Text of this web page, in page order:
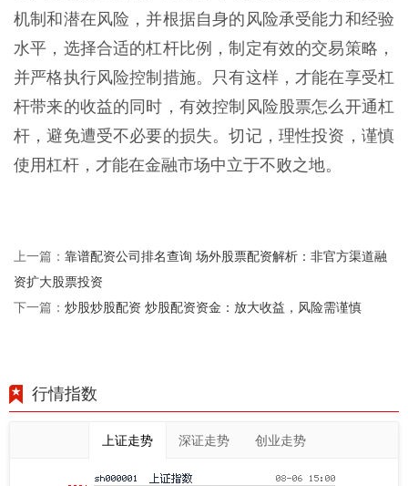
机制和潜在风险，并根据自身的风险承受能力和经验
水平，选择合适的杠杆比例，制定有效的交易策略，
并严格执行风险控制措施。只有这样，才能在享受杠
杆带来的收益的同时，有效控制风险股票怎么开通杠
杆，避免遭受不必要的损失。切记，理性投资，谨慎
使用杠杆，才能在金融市场中立于不败之地。
上一篇： 靠谱配资公司排名查询 场外股票配资解析：非官方渠道融
资扩大股票投资
下一篇： 炒股炒股配资 炒股配资资金：放大收益，风险需谨慎
行情指数
上证走势 深证走势 创业走势